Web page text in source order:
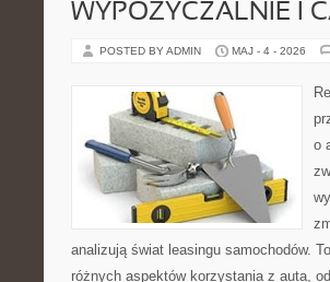
WYPOŻYCZALNIE I
POSTED BY ADMIN MAJ - 4 - 2026
o
analizują świat leasingu samochodów.
różnych aspektów korzystania z auta,